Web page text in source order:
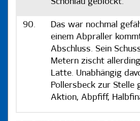
Schonlau geblockt.
90.
Das war nochmal
einem Abpraller
Abschluss. Sein
Metern zischt
Latte. Unabhängig
Pollersbeck zur Stelle
Aktion, Abpfiff,